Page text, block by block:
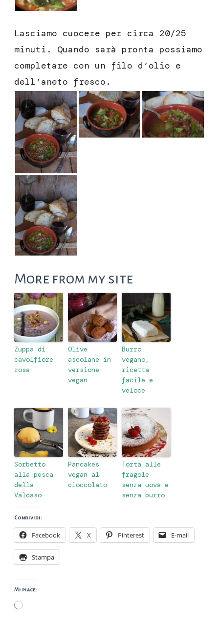
Lasciamo cuocere per circa 20/25
minuti. Quando sarà pronta possiamo
completare con un filo d’olio e
dell’aneto fresco.
More from my site
Zuppa di
cavolfiore
rosa
Olive
ascolane in
versione
vegan
Burro
vegano,
ricetta
facile e
veloce
Sorbetto
alla pesca
della
Valdaso
Pancakes
vegan al
cioccolato
Torta alle
fragole
senza uova e
senza burro
Condividi:
Facebook X Pinterest E-mail
Stampa
Mi piace:
Caricamento